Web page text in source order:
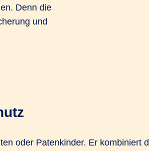
Denn die
und
oder Patenkinder. Er kombiniert